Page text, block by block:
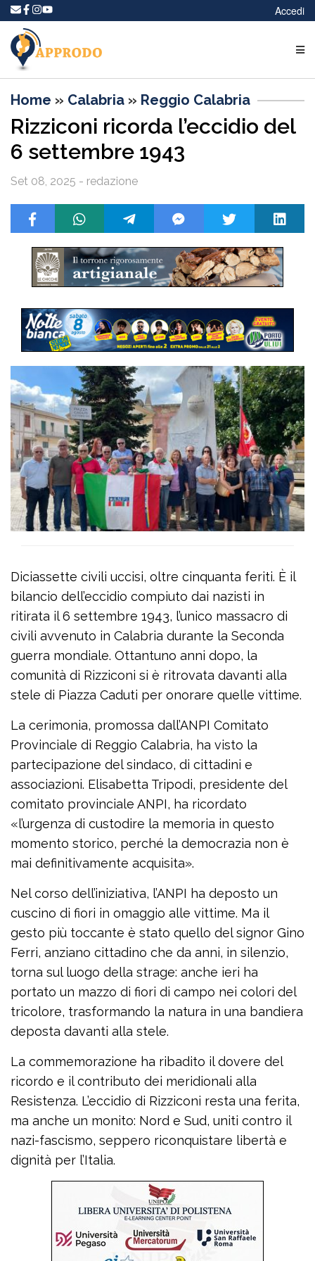
Accedi
Home » Calabria » Reggio Calabria
Rizziconi ricorda l’eccidio del
6 settembre 1943
Set 08, 2025 - redazione
Diciassette civili uccisi, oltre cinquanta feriti. È il
bilancio dell’eccidio compiuto dai nazisti in
ritirata il 6 settembre 1943, l’unico massacro di
civili avvenuto in Calabria durante la Seconda
guerra mondiale. Ottantuno anni dopo, la
comunità di Rizziconi si è ritrovata davanti alla
stele di Piazza Caduti per onorare quelle vittime.
La cerimonia, promossa dall’ANPI Comitato
Provinciale di Reggio Calabria, ha visto la
partecipazione del sindaco, di cittadini e
associazioni. Elisabetta Tripodi, presidente del
comitato provinciale ANPI, ha ricordato
«l’urgenza di custodire la memoria in questo
momento storico, perché la democrazia non è
mai definitivamente acquisita».
Nel corso dell’iniziativa, l’ANPI ha deposto un
cuscino di fiori in omaggio alle vittime. Ma il
gesto più toccante è stato quello del signor Gino
Ferri, anziano cittadino che da anni, in silenzio,
torna sul luogo della strage: anche ieri ha
portato un mazzo di fiori di campo nei colori del
tricolore, trasformando la natura in una bandiera
deposta davanti alla stele.
La commemorazione ha ribadito il dovere del
ricordo e il contributo dei meridionali alla
Resistenza. L’eccidio di Rizziconi resta una ferita,
ma anche un monito: Nord e Sud, uniti contro il
nazi-fascismo, seppero riconquistare libertà e
dignità per l’Italia.